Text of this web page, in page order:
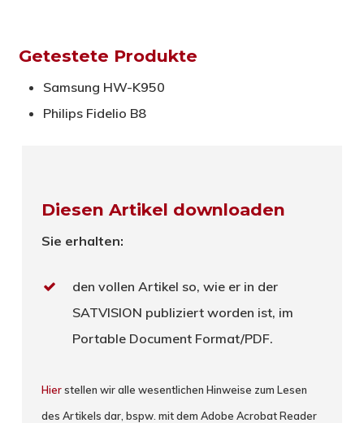
Getestete Produkte
Samsung HW-K950
Philips Fidelio B8
Diesen Artikel downloaden
Sie erhalten:
den vollen Artikel so, wie er in der
SATVISION publiziert worden ist, im
Portable Document Format/PDF.
Hierstellen wir alle wesentlichen Hinweise zum Lesen
des Artikels dar, bspw. mit dem Adobe Acrobat Reader